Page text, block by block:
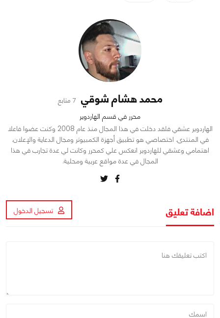
محمد هشام شوقي 7 متابع
محرر في قسم الهاردوير
الهاردوير عشقي فلقد دخلت في هذا المجال منذ عام 2008 وكنت عضوا فاعلا
في المنتدى. اختصاصي هو تطبيق أجهزة الكمبيوتر ومجال الدعاية والإعلان.
اهتمامي وعشقي للهاردوير انعكس علي كمحرر وكانت لي عدة تجارب في هذا
المجال في عدة مواقع عربية ومحلية.
اضافة تعليق تسجيل الدخول